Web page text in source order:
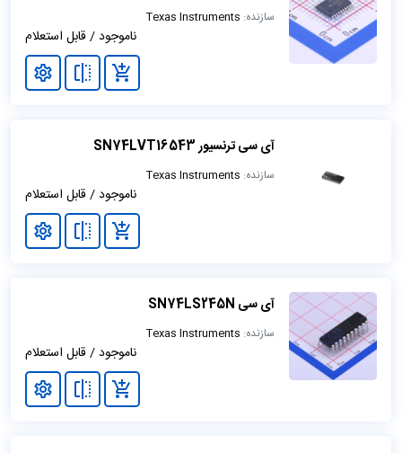
سازنده: Texas Instruments
ناموجود / قابل استعلام
آی سی ترنسیور SN74LVT16543
سازنده: Texas Instruments
ناموجود / قابل استعلام
آی سی SN74LS245N
سازنده: Texas Instruments
ناموجود / قابل استعلام